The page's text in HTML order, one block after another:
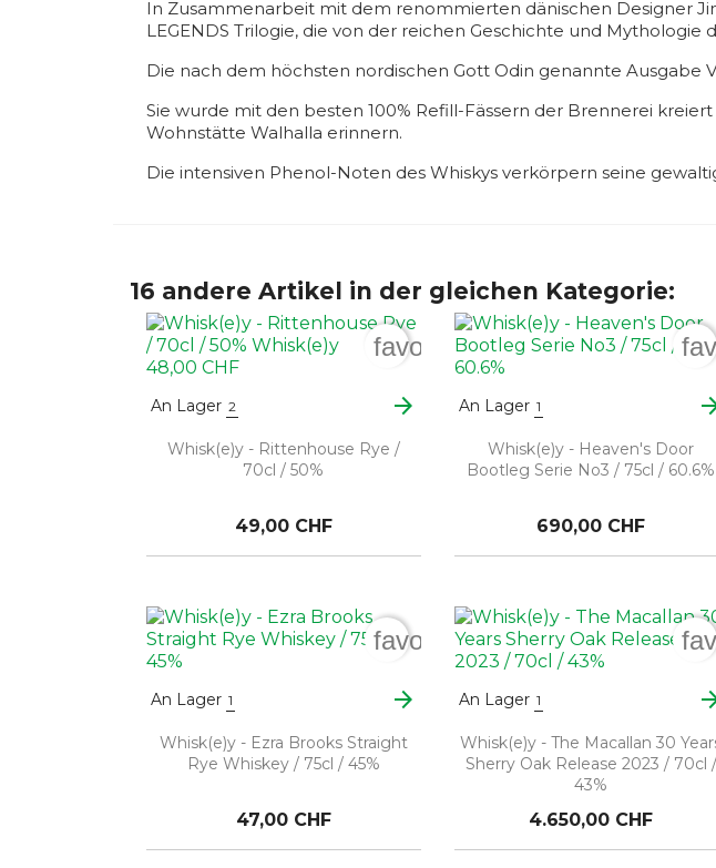
In Zusammenarbeit mit dem renommierten dänischen Designer
LEGENDS Trilogie, die von der reichen Geschichte und Mythologie
Die nach dem höchsten nordischen Gott Odin genannte Ausgabe
Sie wurde mit den besten 100% Refill-Fässern der Brennerei
Wohnstätte Walhalla erinnern.
Die intensiven Phenol-Noten des Whiskys verkörpern seine
16 andere Artikel in der gleichen Kategorie:
An Lager 2 arrow_forward
Whisk(e)y - Rittenhouse Rye /
70cl / 50%
49,00 CHF
favorite_border
An Lager 1
Whisk(e)y - Heaven's Door
Bootleg Serie No3 / 75cl / 60.6%
690,00 CHF
An Lager 1 arrow_forward
Whisk(e)y - Ezra Brooks Straight
Rye Whiskey / 75cl / 45%
47,00 CHF
favorite_border
An Lager 1
Whisk(e)y - The Macallan 30
Sherry Oak Release 2023 / 70cl /
43%
4.650,00 CHF